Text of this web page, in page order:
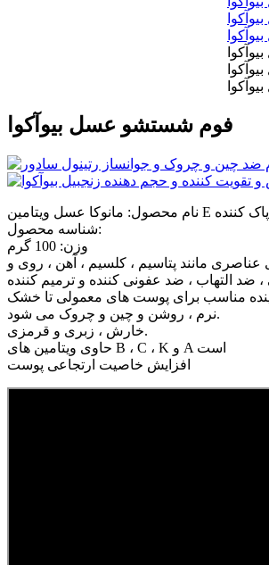
فوم شستشو عسل بیوآکوا
شناسه محصول:
وزن: 100 گرم
، ضد التهاب ، ضد عفونی کننده و ترمیم کننده
مناسب برای پوست های معمولی تا خشک
نرم ، روشن و چین و چروک می شود.
خارش ، زبری و قرمزی.
حاوی ویتامین های B ، C ، K و A است
افزایش خاصیت ارتجاعی پوست